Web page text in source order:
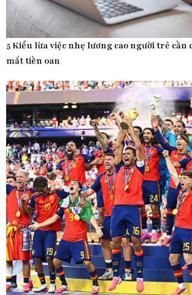
5 Kiểu lừa việc nhẹ lương cao người trẻ
mất tiền oan